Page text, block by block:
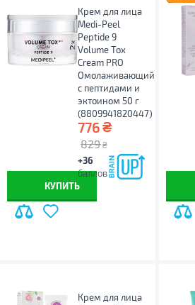
Крем для лица
Medi-Peel
Peptide 9
Volume Tox
Cream PRO
Омолаживающий
с пептидами и
эктоином 50 г
(8809941820447)
776₴
829 ₴
+36
баллов
КУПИТЬ
Крем для лица